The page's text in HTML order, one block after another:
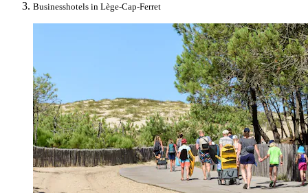
Businesshotels in Lège-Cap-Ferret